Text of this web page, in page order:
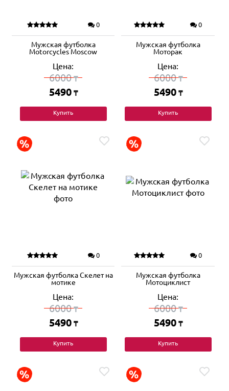
0
Мужская футболка
Motorcycles Moscow
Цена:
6000₸
5490 ₸
Купить
0
Мужская футболка
Моторак
Цена:
6000₸
5490 ₸
Купить
0
Мужская футболка Скелет на
мотике
Цена:
6000₸
5490 ₸
Купить
0
Мужская футболка
Мотоциклист
Цена:
6000₸
5490 ₸
Купить